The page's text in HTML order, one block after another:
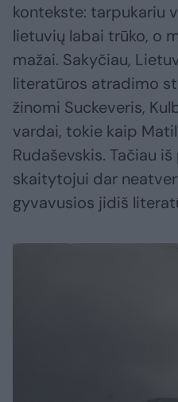
kontekste: tarpukariu
lietuvių labai trūko, o
mažai. Sakyčiau,
literatūros atradimo
žinomi Suckeveris,
vardai, tokie kaip
Rudaševskis. Tačiau
skaitytojui dar
gyvavusios jidiš